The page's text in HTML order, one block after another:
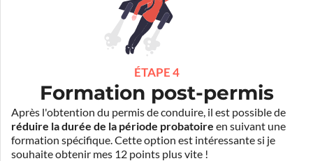
ÉTAPE 4
Formation post-permis
Après l'obtention du permis de conduire, il est possible de
réduire la durée de la période probatoire en suivant une
formation spécifique. Cette option est intéressante si je
souhaite obtenir mes 12 points plus vite !